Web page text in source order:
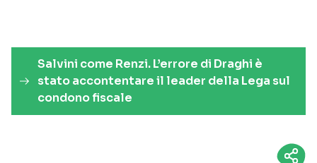
Salvini come Renzi. L’errore di Draghi è
stato accontentare il leader della Lega sul
condono fiscale